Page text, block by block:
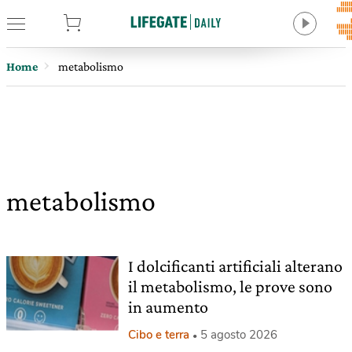
Home metabolismo
metabolismo
I dolcificanti artificiali alterano
il metabolismo, le prove sono
in aumento
Cibo e terra 5 agosto 2026